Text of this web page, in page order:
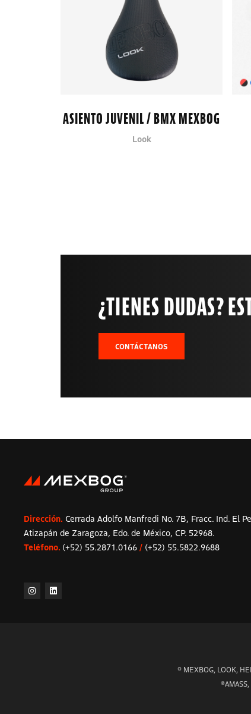
ASIENTO JUVENIL / BMX MEXBOG
Look
¿TIENES DUDAS?
CONTÁCTANOS
Dirección. Cerrada Adolfo Manfredi No. 7B, Fracc. Ind. El
Atizapán de Zaragoza, Edo. de México, CP. 52968.
Teléfono. (+52) 55.2871.0166 / (+52) 55.5822.9688
® MEXBOG, LOOK,